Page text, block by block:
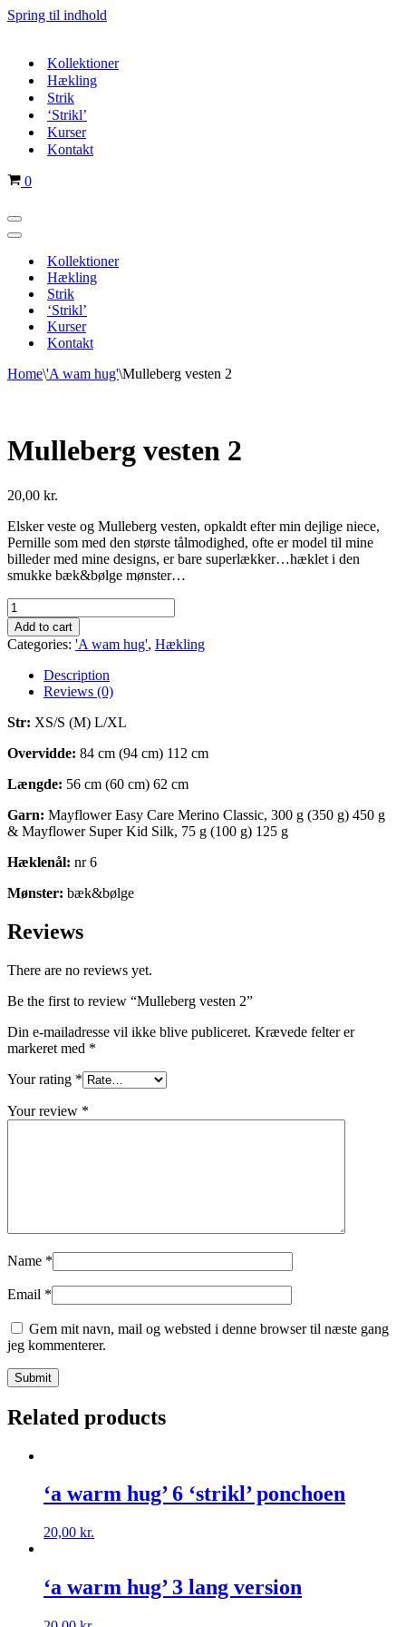
Spring til indhold
Kollektioner
Hækling
Strik
‘Strikl’
Kurser
Kontakt
Indkøbskurv
0
Navigation
menu
Navigation
Kollektioner
Hækling
Strik
‘Strikl’
Kurser
Kontakt
Home\'A wam hug'\Mulleberg vesten 2
Mulleberg vesten 2
20,00 kr.
Elsker veste og Mulleberg vesten, opkaldt efter min dejlige niece,
Pernille som med den største tålmodighed, ofte er model til mine
billeder med mine designs, er bare superlækker…hæklet i den
smukke bæk&bølge mønster…
Mulleberg
vesten
2
quantity
Add to cart
Categories: 'A wam hug', Hækling
Description
Reviews (0)
Str: XS/S (M) L/XL
Overvidde: 84 cm (94 cm) 112 cm
Længde: 56 cm (60 cm) 62 cm
Garn: Mayflower Easy Care Merino Classic, 300 g (350 g) 450 g
& Mayflower Super Kid Silk, 75 g (100 g) 125 g
Hæklenål: nr 6
Mønster: bæk&bølge
Reviews
There are no reviews yet.
Be the first to review “Mulleberg vesten 2”
Din e-mailadresse vil ikke blive publiceret. Krævede felter er
markeret med *
Your rating *
Your review *
Name *
Email *
Gem mit navn, mail og websted i denne browser til næste gang
jeg kommenterer.
Related products
‘a warm hug’ 6 ‘strikl’ ponchoen
20,00 kr.
‘a warm hug’ 3 lang version